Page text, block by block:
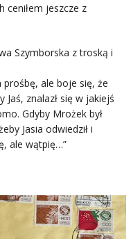
ceniłem jeszcze z
Szymborska z troską i
prośbę, ale boje się, że
znalazł się w jakiejś
Gdyby Mrożek był
Jasia odwiedził i
ale wątpię…”